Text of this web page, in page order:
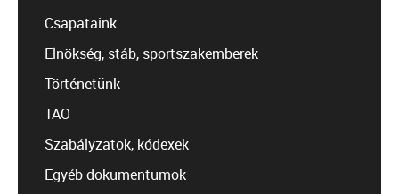
Csapataink
Elnökség, stáb, sportszakemberek
Történetünk
TAO
Szabályzatok, kódexek
Egyéb dokumentumok